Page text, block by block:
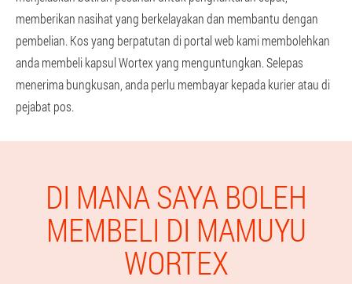
memberikan nasihat yang berkelayakan dan membantu dengan
pembelian. Kos yang berpatutan di portal web kami membolehkan
anda membeli kapsul Wortex yang menguntungkan. Selepas
menerima bungkusan, anda perlu membayar kepada kurier atau di
pejabat pos.
DI MANA SAYA BOLEH
MEMBELI DI MAMUYU
WORTEX